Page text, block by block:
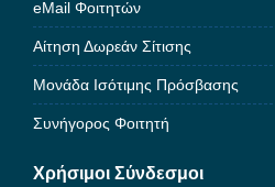
eMail Φοιτητών
Αίτηση Δωρεάν Σίτισης
Μονάδα Ισότιμης Πρόσβασης
Συνήγορος Φοιτητή
Χρήσιμοι Σύνδεσμοι